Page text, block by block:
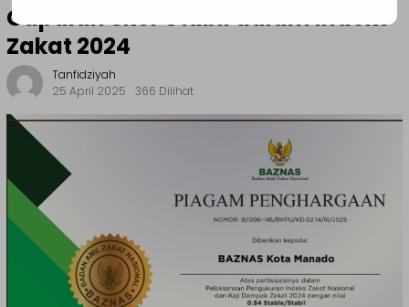
Capaian Skor Stabil dalam Indeks
Zakat 2024
Tanfidziyah
25 April 2025
366 Dilihat